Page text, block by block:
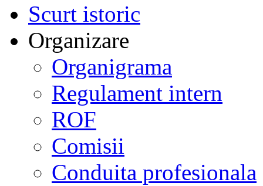
Scurt istoric
Organizare
Organigrama
Regulament intern
ROF
Comisii
Conduita profesionala